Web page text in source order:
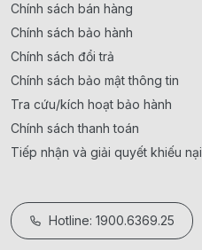
Chính sách bán hàng
Chính sách bảo hành
Chính sách đổi trả
Chính sách bảo mật thông tin
Tra cứu/kích hoạt bảo hành
Chính sách thanh toán
Tiếp nhận và giải quyết khiếu nại
Hotline: 1900.6369.25